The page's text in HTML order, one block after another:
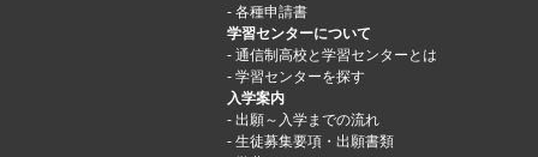
各種申請書
学習センターについて
通信制高校と学習センターとは
学習センターを探す
入学案内
出願～入学までの流れ
生徒募集要項・出願書類